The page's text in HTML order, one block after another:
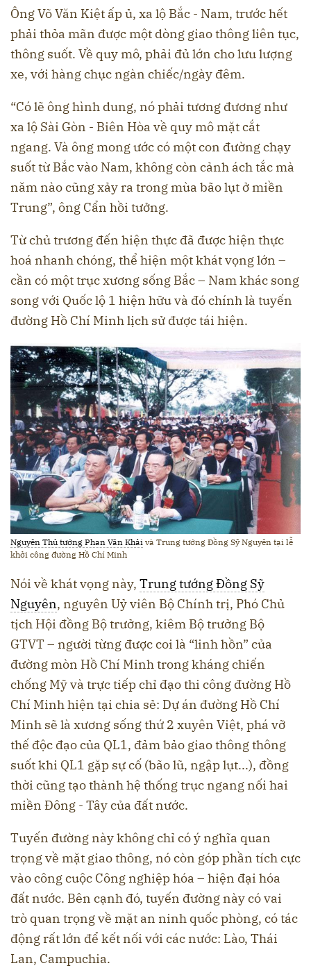
Ông Võ Văn Kiệt ấp ủ, xa lộ Bắc - Nam, trước hết
phải thỏa mãn được một dòng giao thông liên tục,
thông suốt. Về quy mô, phải đủ lớn cho lưu lượng
xe, với hàng chục ngàn chiếc/ngày đêm.
“Có lẽ ông hình dung, nó phải tương đương như
xa lộ Sài Gòn - Biên Hòa về quy mô mặt cắt
ngang. Và ông mong ước có một con đường chạy
suốt từ Bắc vào Nam, không còn cảnh ách tắc mà
năm nào cũng xảy ra trong mùa bão lụt ở miền
Trung”, ông Cẩn hồi tưởng.
Từ chủ trương đến hiện thực đã được hiện thực
hoá nhanh chóng, thể hiện một khát vọng lớn –
cần có một trục xương sống Bắc – Nam khác song
song với Quốc lộ 1 hiện hữu và đó chính là tuyến
đường Hồ Chí Minh lịch sử được tái hiện.
Nguyên Thủ tướng Phan Văn Khải và Trung tướng Đồng Sỹ Nguyên tại lễ
khởi công đường Hồ Chí Minh
Nói về khát vọng này, Trung tướng Đồng Sỹ
Nguyên, nguyên Uỷ viên Bộ Chính trị, Phó Chủ
tịch Hội đồng Bộ trưởng, kiêm Bộ trưởng Bộ
GTVT – người từng được coi là “linh hồn” của
đường mòn Hồ Chí Minh trong kháng chiến
chống Mỹ và trực tiếp chỉ đạo thi công đường Hồ
Chí Minh hiện tại chia sẻ: Dự án đường Hồ Chí
Minh sẽ là xương sống thứ 2 xuyên Việt, phá vỡ
thế độc đạo của QL1, đảm bảo giao thông thông
suốt khi QL1 gặp sự cố (bão lũ, ngập lụt...), đồng
thời cũng tạo thành hệ thống trục ngang nối hai
miền Đông - Tây của đất nước.
Tuyến đường này không chỉ có ý nghĩa quan
trọng về mặt giao thông, nó còn góp phần tích cực
vào công cuộc Công nghiệp hóa – hiện đại hóa
đất nước. Bên cạnh đó, tuyến đường này có vai
trò quan trọng về mặt an ninh quốc phòng, có tác
động rất lớn để kết nối với các nước: Lào, Thái
Lan, Campuchia.